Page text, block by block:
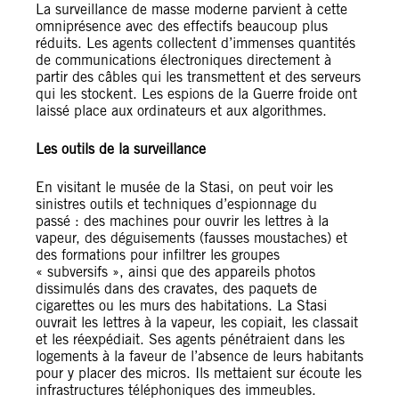
La surveillance de masse moderne parvient à cette
omniprésence avec des effectifs beaucoup plus
réduits. Les agents collectent d’immenses quantités
de communications électroniques directement à
partir des câbles qui les transmettent et des serveurs
qui les stockent. Les espions de la Guerre froide ont
laissé place aux ordinateurs et aux algorithmes.
Les outils de la surveillance
En visitant le musée de la Stasi, on peut voir les
sinistres outils et techniques d’espionnage du
passé : des machines pour ouvrir les lettres à la
vapeur, des déguisements (fausses moustaches) et
des formations pour infiltrer les groupes
« subversifs », ainsi que des appareils photos
dissimulés dans des cravates, des paquets de
cigarettes ou les murs des habitations. La Stasi
ouvrait les lettres à la vapeur, les copiait, les classait
et les réexpédiait. Ses agents pénétraient dans les
logements à la faveur de l’absence de leurs habitants
pour y placer des micros. Ils mettaient sur écoute les
infrastructures téléphoniques des immeubles.